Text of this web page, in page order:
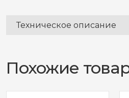
Техническое описание
Похожие